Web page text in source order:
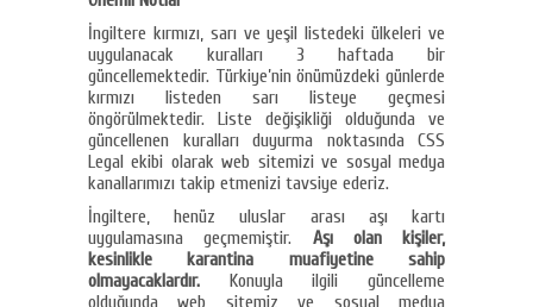
İngiltere kırmızı, sarı ve yeşil listedeki ülkeleri ve
uygulanacak kuralları 3 haftada bir
güncellemektedir. Türkiye’nin önümüzdeki günlerde
kırmızı listeden sarı listeye geçmesi
öngörülmektedir. Liste değişikliği olduğunda ve
güncellenen kuralları duyurma noktasında CSS
Legal ekibi olarak web sitemizi ve sosyal medya
kanallarımızı takip etmenizi tavsiye ederiz.
İngiltere, henüz uluslar arası aşı kartı
uygulamasına geçmemiştir. Aşı olan kişiler,
kesinlikle karantina muafiyetine sahip
olmayacaklardır. Konuyla ilgili güncelleme
olduğunda web sitemiz ve sosyal medya